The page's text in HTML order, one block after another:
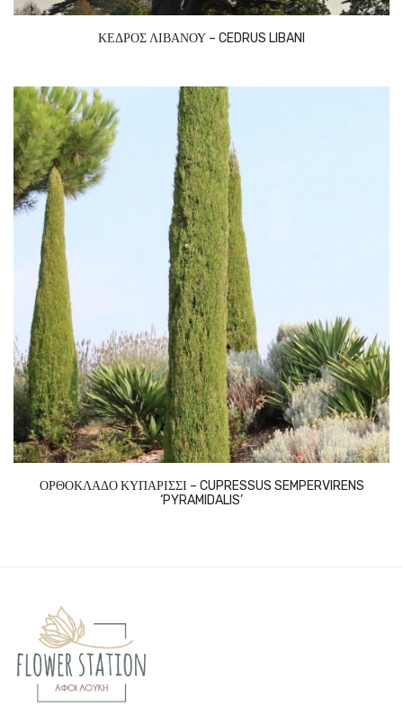
ΚΕΔΡΟΣ ΛΙΒΑΝΟΥ – CEDRUS LIBANI
ΟΡΘΟΚΛΑΔΟ ΚΥΠΑΡΙΣΣΙ – CUPRESSUS SEMPERVIRENS
‘PYRAMIDALIS’